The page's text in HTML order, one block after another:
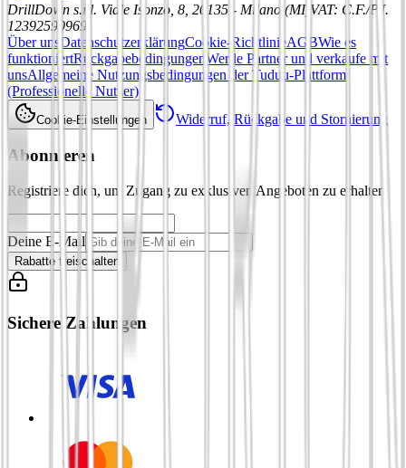
DrillDown s.r.l. Viale Isonzo, 8, 20135 - Milano (MI) VAT: C.F./P.I.
12392590969
Über uns DatenschutzerklärungCookie-RichtlinieAGBWie es
funktioniertRückgabebedingungen Werde Partner und verkaufe mit
unsAllgemeine Nutzungsbedingungen der Tuduu-Plattform
(Professionelle Nutzer)
Cookie-Einstellungen Widerruf, Rückgabe und Stornierung
Abonnieren
Registriere dich, um Zugang zu exklusiven Angeboten zu erhalten
Deine E-Mail
Rabatte freischalten
Sichere Zahlungen